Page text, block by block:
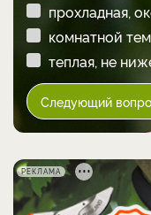
прохладная,
комнатной
теплая, не
Следующий
РЕКЛАМА